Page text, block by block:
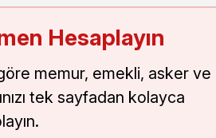
Hesaplayın
memur, emekli, asker ve
tek sayfadan kolayca